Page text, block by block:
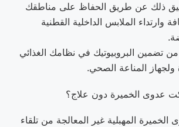
ذلك عن طريق الحفاظ على مناطقك
وارتداء الملابس الداخلية القطنية
تضمين البروبيوتيك في نظامك الغذائي
المناعة الصحي.
عدوى الخميرة دون علاج؟
المهبلية غير المعالجة من تلقاء